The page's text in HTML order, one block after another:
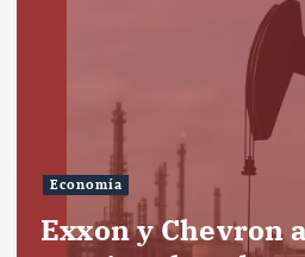
Economía
Exxon y Chevron